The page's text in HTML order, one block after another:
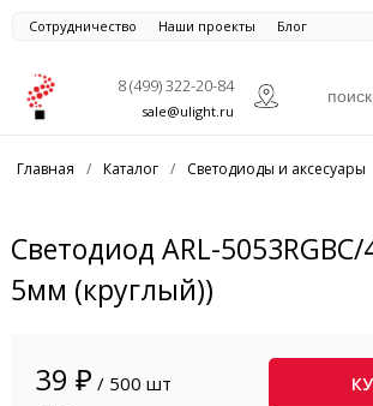
Сотрудничество Наши проекты Блог
8 (499) 322-20-84
sale@ulight.ru
Главная / Каталог / Светодиоды и аксесуары
Светодиод ARL-
5мм (круглый))
39 ₽ / 500 шт